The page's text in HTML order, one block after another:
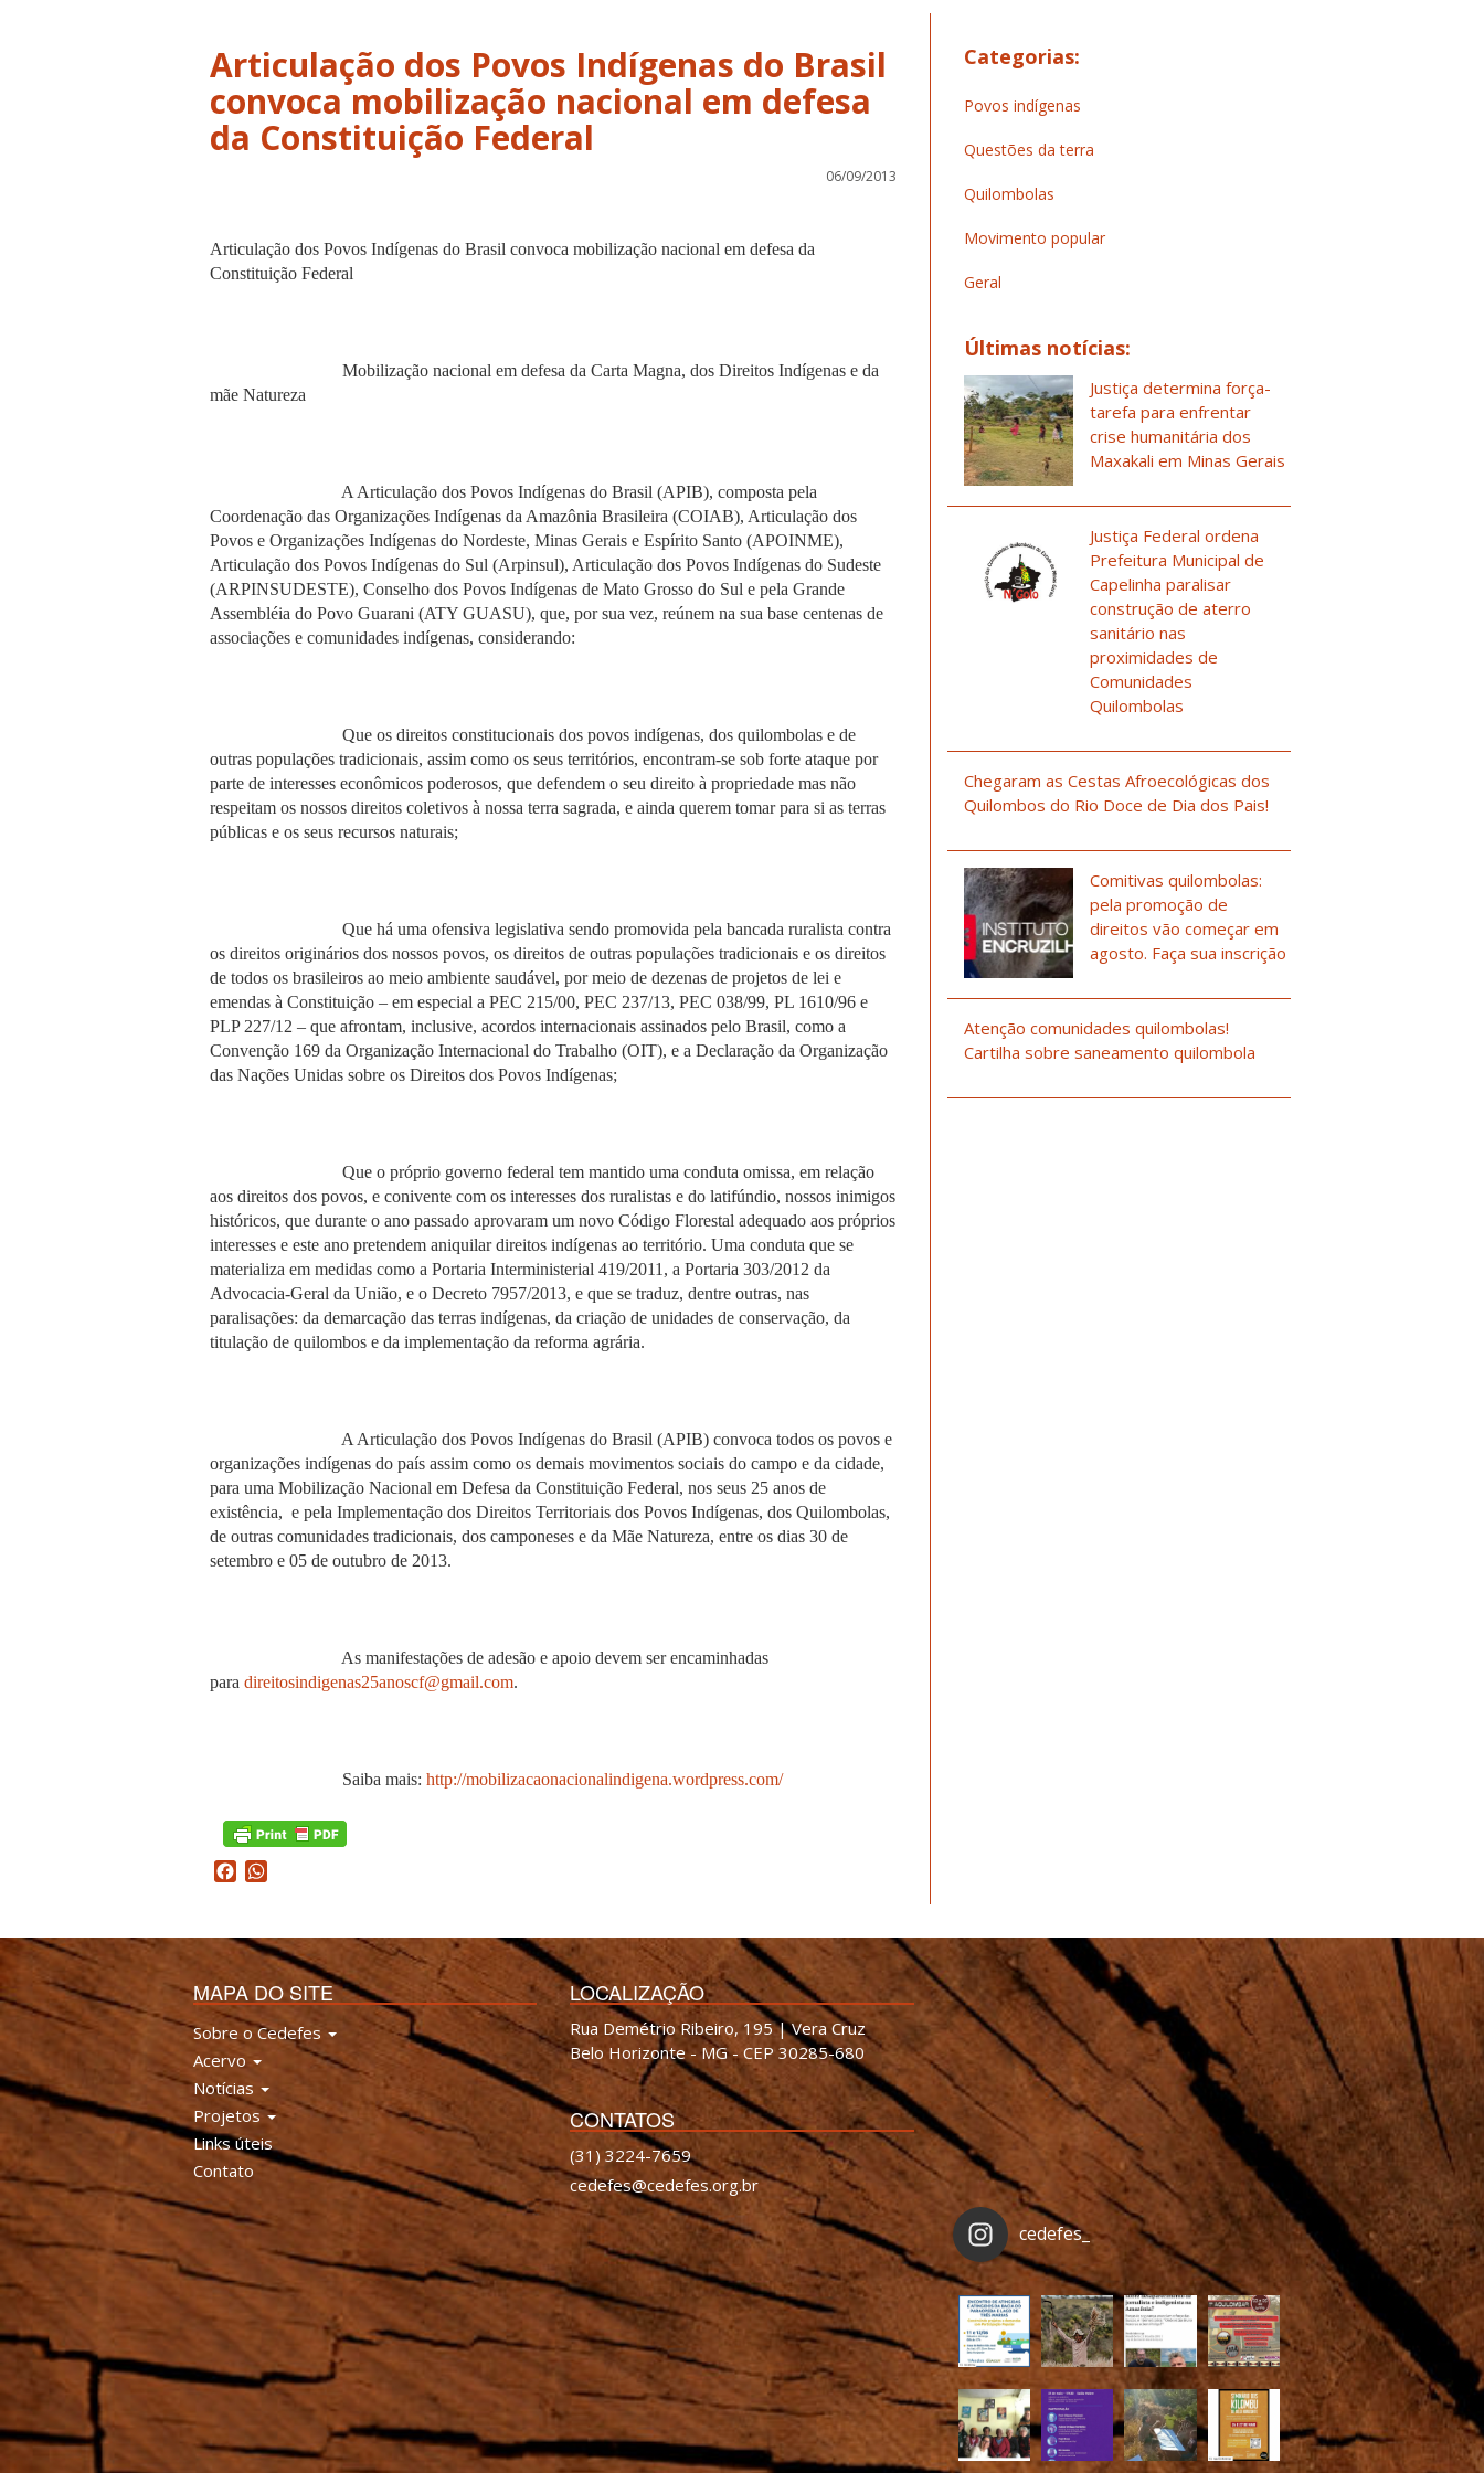
Articulação dos Povos Indígenas do Brasil
convoca mobilização nacional em defesa
da Constituição Federal
06/09/2013
Articulação dos Povos Indígenas do Brasil convoca mobilização nacional em defesa da
Constituição Federal
Mobilização nacional em defesa da Carta Magna, dos Direitos Indígenas e da
mãe Natureza
A Articulação dos Povos Indígenas do Brasil (APIB), composta pela
Coordenação das Organizações Indígenas da Amazônia Brasileira (COIAB), Articulação dos
Povos e Organizações Indígenas do Nordeste, Minas Gerais e Espírito Santo (APOINME),
Articulação dos Povos Indígenas do Sul (Arpinsul), Articulação dos Povos Indígenas do Sudeste
(ARPINSUDESTE), Conselho dos Povos Indígenas de Mato Grosso do Sul e pela Grande
Assembléia do Povo Guarani (ATY GUASU), que, por sua vez, reúnem na sua base centenas de
associações e comunidades indígenas, considerando:
Que os direitos constitucionais dos povos indígenas, dos quilombolas e de
outras populações tradicionais, assim como os seus territórios, encontram-se sob forte ataque por
parte de interesses econômicos poderosos, que defendem o seu direito à propriedade mas não
respeitam os nossos direitos coletivos à nossa terra sagrada, e ainda querem tomar para si as terras
públicas e os seus recursos naturais;
Que há uma ofensiva legislativa sendo promovida pela bancada ruralista contra
os direitos originários dos nossos povos, os direitos de outras populações tradicionais e os direitos
de todos os brasileiros ao meio ambiente saudável, por meio de dezenas de projetos de lei e
emendas à Constituição – em especial a PEC 215/00, PEC 237/13, PEC 038/99, PL 1610/96 e
PLP 227/12 – que afrontam, inclusive, acordos internacionais assinados pelo Brasil, como a
Convenção 169 da Organização Internacional do Trabalho (OIT), e a Declaração da Organização
das Nações Unidas sobre os Direitos dos Povos Indígenas;
Que o próprio governo federal tem mantido uma conduta omissa, em relação
aos direitos dos povos, e conivente com os interesses dos ruralistas e do latifúndio, nossos inimigos
históricos, que durante o ano passado aprovaram um novo Código Florestal adequado aos próprios
interesses e este ano pretendem aniquilar direitos indígenas ao território. Uma conduta que se
materializa em medidas como a Portaria Interministerial 419/2011, a Portaria 303/2012 da
Advocacia-Geral da União, e o Decreto 7957/2013, e que se traduz, dentre outras, nas
paralisações: da demarcação das terras indígenas, da criação de unidades de conservação, da
titulação de quilombos e da implementação da reforma agrária.
A Articulação dos Povos Indígenas do Brasil (APIB) convoca todos os povos e
organizações indígenas do país assim como os demais movimentos sociais do campo e da cidade,
para uma Mobilização Nacional em Defesa da Constituição Federal, nos seus 25 anos de
existência, e pela Implementação dos Direitos Territoriais dos Povos Indígenas, dos Quilombolas,
de outras comunidades tradicionais, dos camponeses e da Mãe Natureza, entre os dias 30 de
setembro e 05 de outubro de 2013.
As manifestações de adesão e apoio devem ser encaminhadas
para direitosindigenas25anoscf@gmail.com.
Saiba mais: http://mobilizacaonacionalindigena.wordpress.com/
Facebook
Categorias:
Povos indígenas
Questões da terra
Quilombolas
Movimento popular
Geral
Últimas notícias:
Justiça determina força-
tarefa para enfrentar
crise humanitária dos
Maxakali em Minas Gerais
Justiça Federal ordena
Prefeitura Municipal de
Capelinha paralisar
construção de aterro
sanitário nas
proximidades de
Comunidades
Quilombolas
Chegaram as Cestas Afroecológicas dos
Quilombos do Rio Doce de Dia dos Pais!
Comitivas quilombolas:
pela promoção de
direitos vão começar em
agosto. Faça sua inscrição
Atenção comunidades quilombolas!
Cartilha sobre saneamento quilombola
MAPA DO SITE
Sobre o Cedefes
Acervo
Notícias
Projetos
Links úteis
Contato
LOCALIZAÇÃO
Rua Demétrio Ribeiro, 195 | Vera Cruz
Belo Horizonte - MG - CEP 30285-680
CONTATOS
(31) 3224-7659
cedefes@cedefes.org.br
cedefes_